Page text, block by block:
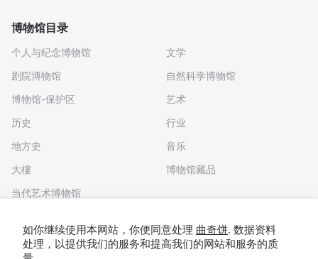
博物馆目录
个人与纪念博物馆
剧院博物馆
博物馆-保护区
历史
地方史
大樓
当代艺术博物馆
文学
自然科学博物馆
艺术
行业
音乐
博物馆藏品
如你继续使用本网站，你便同意处理 曲奇饼. 数据资料
处理，以提供我们的服务和提高我们的网站和服务的质